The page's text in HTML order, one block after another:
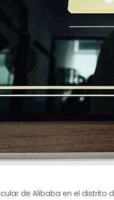
de Alibaba en el